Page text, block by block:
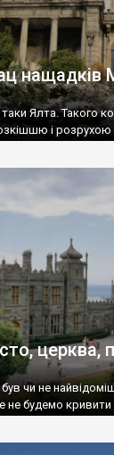
нащадків
Ялта. Такого
і розрухою
церква,
чи не
не будемо